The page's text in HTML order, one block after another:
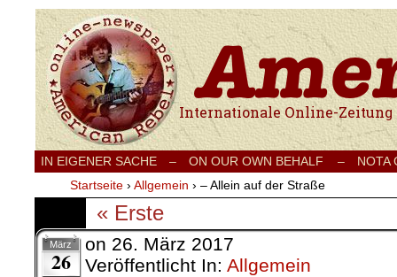
Internationale Onlinezeitung für Frieden,
IN EIGENER SACHE – ON OUR OWN BEHALF –
NOTA
Startseite › Allgemein › – Allein auf der Straße
« Erste
März
26
on 26. März 2017
Veröffentlicht In: Allgemein